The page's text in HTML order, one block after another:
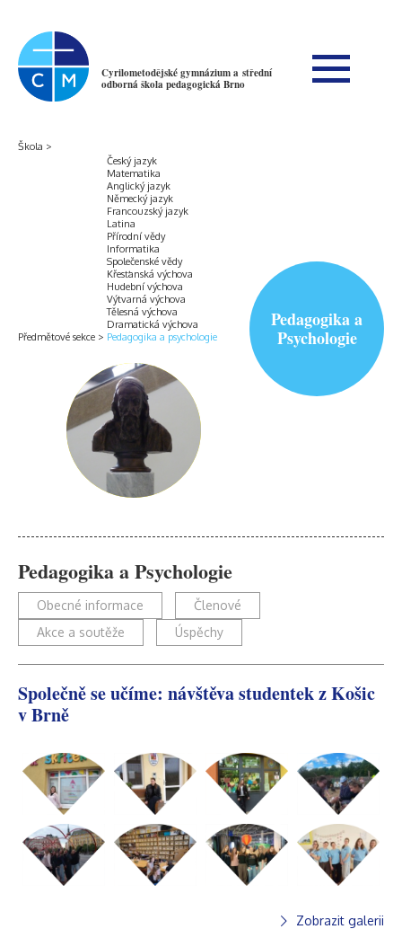
Cyrilometodějské gymnázium a střední
odborná škola pedagogická Brno
Škola
Předmětové sekce
Český jazyk
Matematika
Anglický jazyk
Německý jazyk
Francouzský jazyk
Latina
Přírodní vědy
Informatika
Společenské vědy
Křesťanská výchova
Hudební výchova
Výtvarná výchova
Tělesná výchova
Dramatická výchova
Pedagogika a psychologie
Pedagogika a
Psychologie
Pedagogika a Psychologie
Obecné informace
Členové
Akce a soutěže
Úspěchy
Společně se učíme: návštěva studentek z Košic
v Brně
Zobrazit galerii